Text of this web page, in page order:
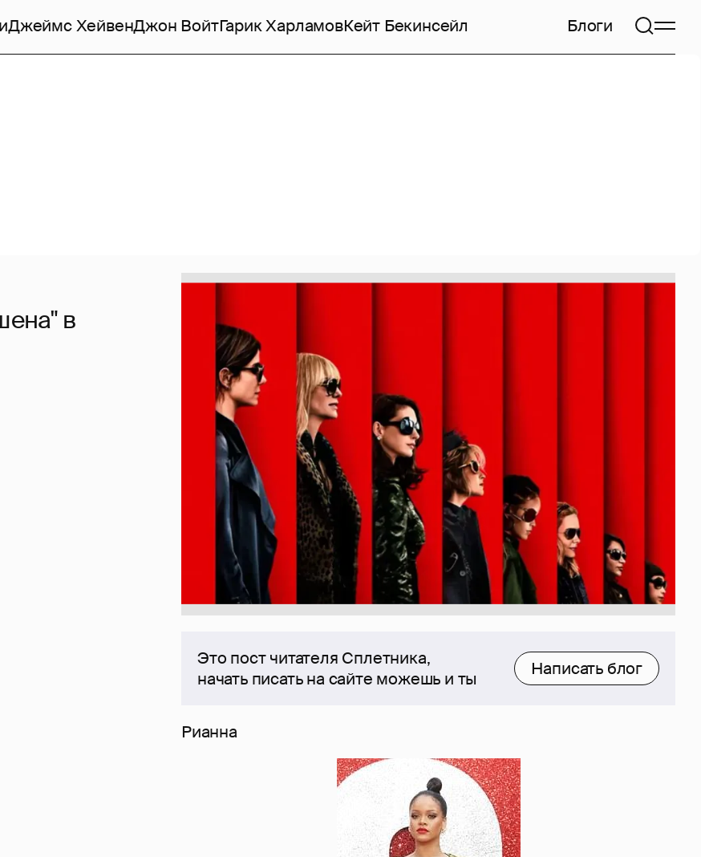
Джеймс ХейвенДжон ВойтГарик ХарламовКейт Бекинсейл Блоги
Это пост читателя Сплетника,
начать писать на сайте можешь и ты
Написать блог
Рианна
в